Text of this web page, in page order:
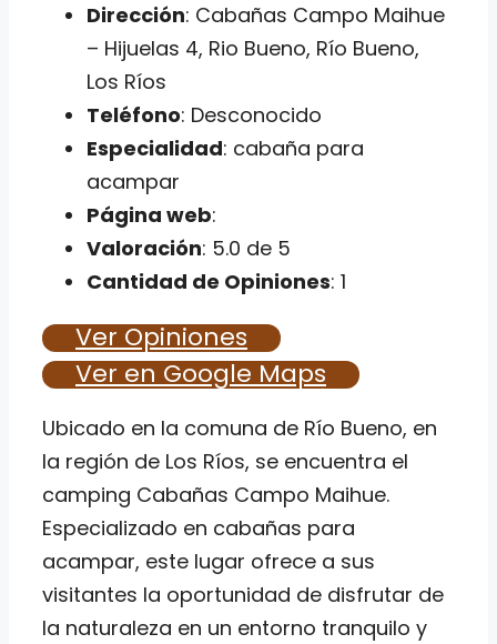
Dirección: Cabañas Campo Maihue
– Hijuelas 4, Rio Bueno, Río Bueno,
Los Ríos
Teléfono: Desconocido
Especialidad: cabaña para
acampar
Página web:
Valoración: 5.0 de 5
Cantidad de Opiniones: 1
Ver Opiniones
Ver en Google Maps
Ubicado en la comuna de Río Bueno, en
la región de Los Ríos, se encuentra el
camping Cabañas Campo Maihue.
Especializado en cabañas para
acampar, este lugar ofrece a sus
visitantes la oportunidad de disfrutar de
la naturaleza en un entorno tranquilo y